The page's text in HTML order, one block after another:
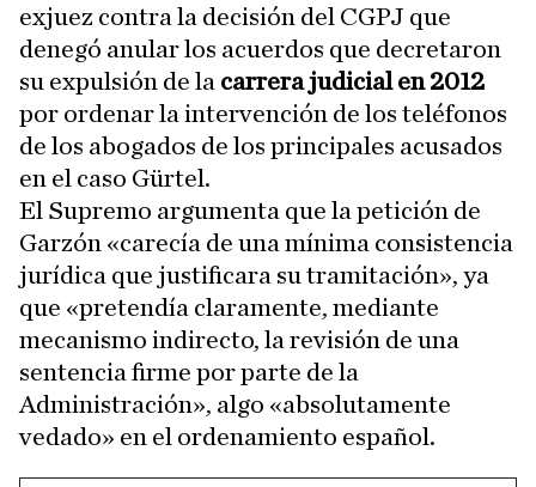
exjuez contra la decisión del CGPJ que
denegó anular los acuerdos que decretaron
su expulsión de la carrera judicial en 2012
por ordenar la intervención de los teléfonos
de los abogados de los principales acusados
en el caso Gürtel.
El Supremo argumenta que la petición de
Garzón «carecía de una mínima consistencia
jurídica que justificara su tramitación», ya
que «pretendía claramente, mediante
mecanismo indirecto, la revisión de una
sentencia firme por parte de la
Administración», algo «absolutamente
vedado» en el ordenamiento español.